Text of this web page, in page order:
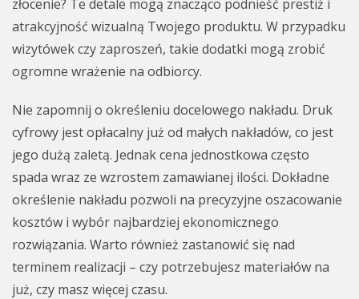
złocenie? Te detale mogą znacząco podnieść prestiż i
atrakcyjność wizualną Twojego produktu. W przypadku
wizytówek czy zaproszeń, takie dodatki mogą zrobić
ogromne wrażenie na odbiorcy.
Nie zapomnij o określeniu docelowego nakładu. Druk
cyfrowy jest opłacalny już od małych nakładów, co jest
jego dużą zaletą. Jednak cena jednostkowa często
spada wraz ze wzrostem zamawianej ilości. Dokładne
określenie nakładu pozwoli na precyzyjne oszacowanie
kosztów i wybór najbardziej ekonomicznego
rozwiązania. Warto również zastanowić się nad
terminem realizacji – czy potrzebujesz materiałów na
już, czy masz więcej czasu.